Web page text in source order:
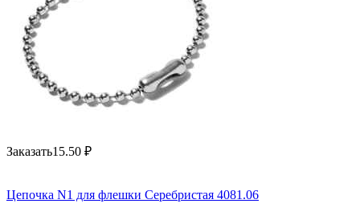
Заказать15.50 ₽
Цепочка N1 для флешки Серебристая 4081.06